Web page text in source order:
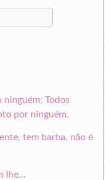
ninguém; Todos
por ninguém.
tem barba, não é
lhe…